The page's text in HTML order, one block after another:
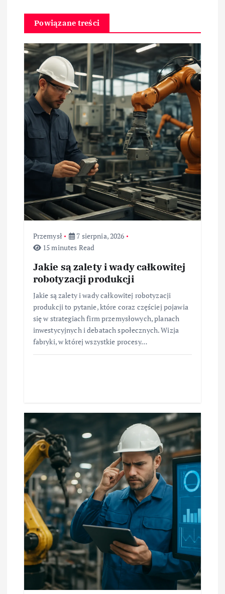
c
a
w
p
s
Powiązane treści
Przemysł
7 sierpnia, 2026
15 minutes Read
Jakie są zalety i wady całkowitej
robotyzacji produkcji
Jakie są zalety i wady całkowitej robotyzacji
produkcji to pytanie, które coraz częściej pojawia
się w strategiach firm przemysłowych, planach
inwestycyjnych i debatach społecznych. Wizja
fabryki, w której wszystkie procesy…